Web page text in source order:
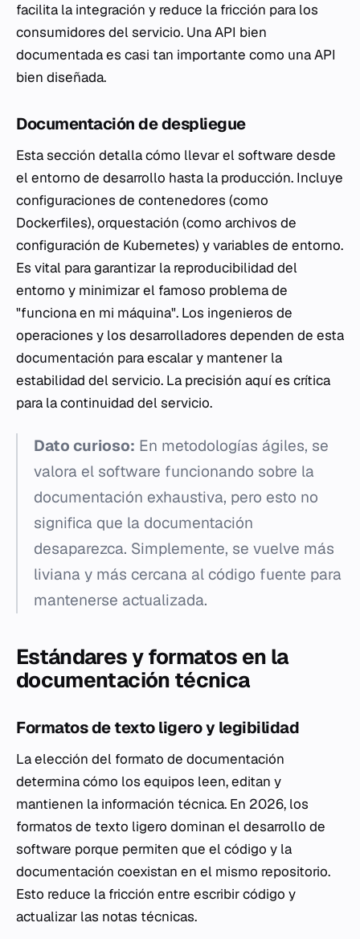
facilita la integración y reduce la fricción para los
consumidores del servicio. Una API bien
documentada es casi tan importante como una API
bien diseñada.
Documentación de despliegue
Esta sección detalla cómo llevar el software desde
el entorno de desarrollo hasta la producción. Incluye
configuraciones de contenedores (como
Dockerfiles), orquestación (como archivos de
configuración de Kubernetes) y variables de entorno.
Es vital para garantizar la reproducibilidad del
entorno y minimizar el famoso problema de
"funciona en mi máquina". Los ingenieros de
operaciones y los desarrolladores dependen de esta
documentación para escalar y mantener la
estabilidad del servicio. La precisión aquí es crítica
para la continuidad del servicio.
Dato curioso: En metodologías ágiles, se
valora el software funcionando sobre la
documentación exhaustiva, pero esto no
significa que la documentación
desaparezca. Simplemente, se vuelve más
liviana y más cercana al código fuente para
mantenerse actualizada.
Estándares y formatos en la
documentación técnica
Formatos de texto ligero y legibilidad
La elección del formato de documentación
determina cómo los equipos leen, editan y
mantienen la información técnica. En 2026, los
formatos de texto ligero dominan el desarrollo de
software porque permiten que el código y la
documentación coexistan en el mismo repositorio.
Esto reduce la fricción entre escribir código y
actualizar las notas técnicas.